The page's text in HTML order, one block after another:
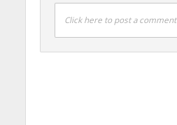
Click here to post a comment